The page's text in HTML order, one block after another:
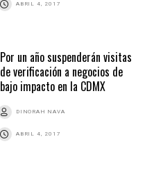
ABRIL 4, 2017
Por un año suspenderán visitas
de verificación a negocios de
bajo impacto en la CDMX
DINORAH NAVA
ABRIL 4, 2017